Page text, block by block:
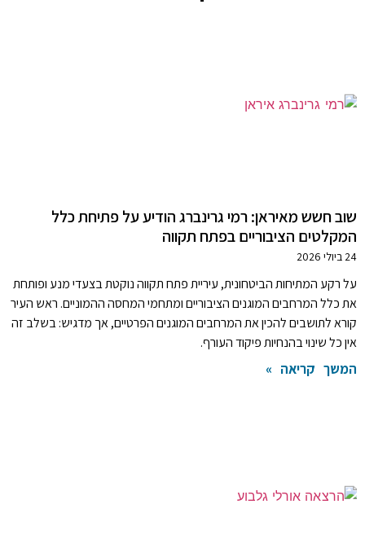
שוב חשש מאיראן: רמי גרינברג הודיע על פתיחת כלל
המקלטים הציבוריים בפתח תקווה
24 ביולי 2026
על רקע המתיחות הביטחונית, עיריית פתח תקווה נוקטת בצעדי מנע ופותחת
את כלל המרחבים המוגנים הציבוריים ומתחמי המחסה ההמוניים. ראש העיר
קורא לתושבים להכין את המרחבים המוגנים הפרטיים, אך מדגיש: בשלב זה
אין כל שינוי בהנחיות פיקוד העורף.
המשך קריאה »